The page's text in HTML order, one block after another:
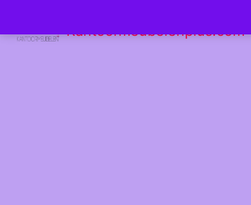
Kantoormeubelenplus.com